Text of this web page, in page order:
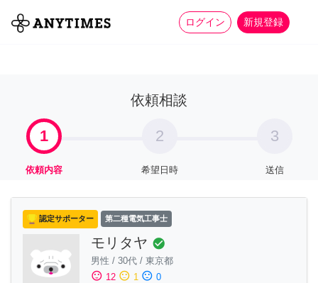
ログイン 新規登録
全て 家事 more_horiz
依頼相談
1
依頼内容
2
希望日時
3
送信
認定サポーター 第二種電気工事士
モリタヤ check_circle
男性 / 30代 / 東京都
sentiment_satisfied 12 sentiment_neutral 1 sentiment_dissatisfied 0